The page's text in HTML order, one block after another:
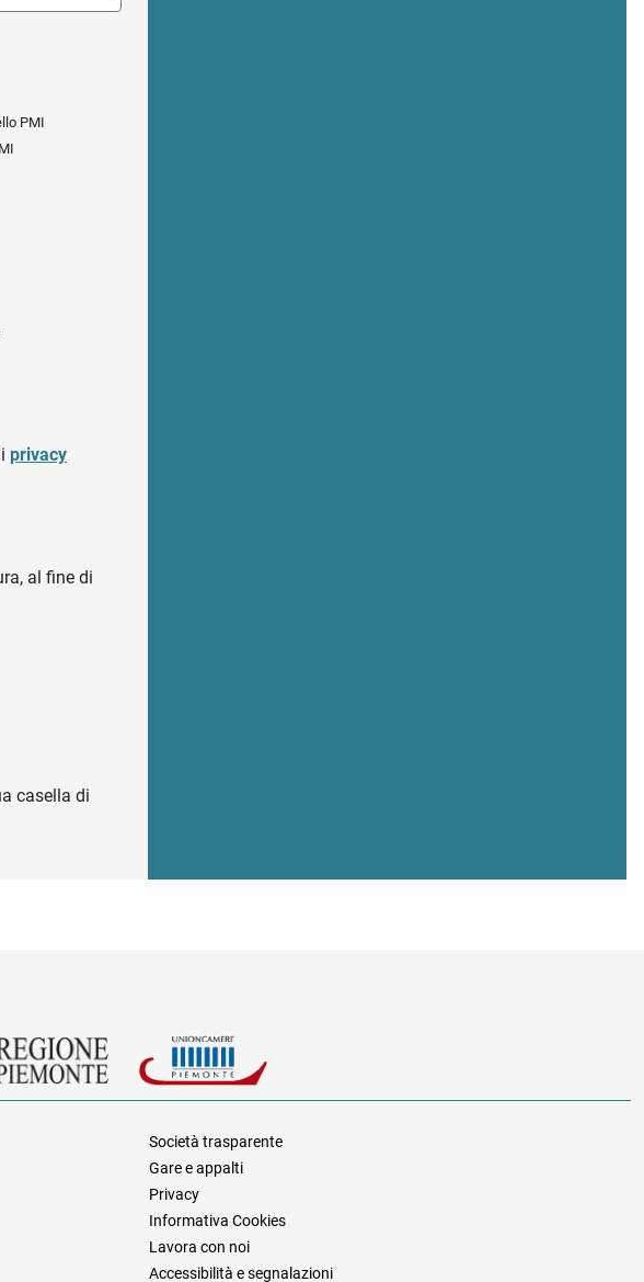
PMI
privacy
al fine di
casella di
Società trasparente
Gare e appalti
Privacy
Informativa Cookies
Lavora con noi
Accessibilità e segnalazioni